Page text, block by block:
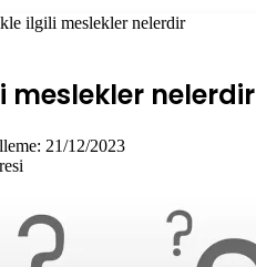
ilgili meslekler nelerdir
meslekler nelerdir
21/12/2023